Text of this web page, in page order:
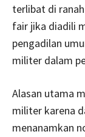
terlibat di
fair jika diadili
pengadilan
militer dalam
Alasan utama
militer karena
menanamkan